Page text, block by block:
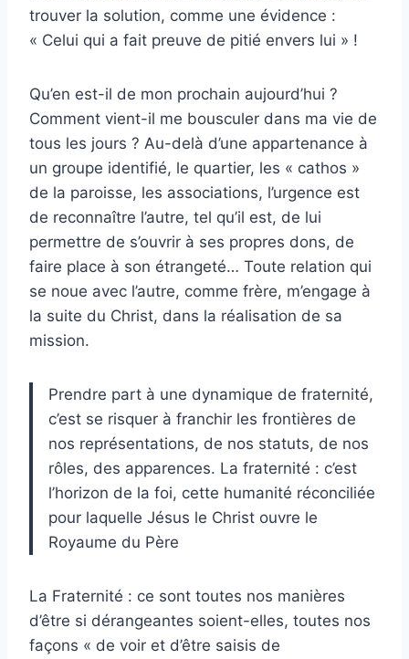
trouver la solution, comme une évidence :
« Celui qui a fait preuve de pitié envers lui » !
Qu’en est-il de mon prochain aujourd’hui ?
Comment vient-il me bousculer dans ma vie de
tous les jours ? Au-delà d’une appartenance à
un groupe identifié, le quartier, les « cathos »
de la paroisse, les associations, l’urgence est
de reconnaître l’autre, tel qu’il est, de lui
permettre de s’ouvrir à ses propres dons, de
faire place à son étrangeté… Toute relation qui
se noue avec l’autre, comme frère, m’engage à
la suite du Christ, dans la réalisation de sa
mission.
Prendre part à une dynamique de fraternité,
c’est se risquer à franchir les frontières de
nos représentations, de nos statuts, de nos
rôles, des apparences. La fraternité : c’est
l’horizon de la foi, cette humanité réconciliée
pour laquelle Jésus le Christ ouvre le
Royaume du Père
La Fraternité : ce sont toutes nos manières
d’être si dérangeantes soient-elles, toutes nos
façons « de voir et d’être saisis de